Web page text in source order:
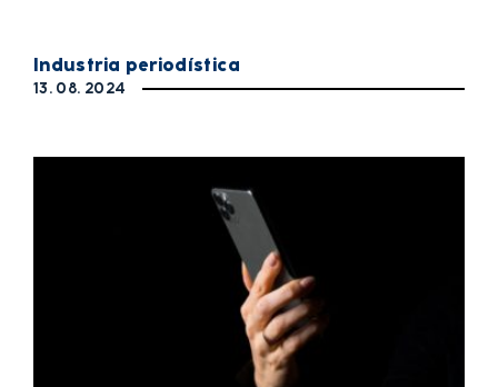
Industria periodística
13. 08. 2024